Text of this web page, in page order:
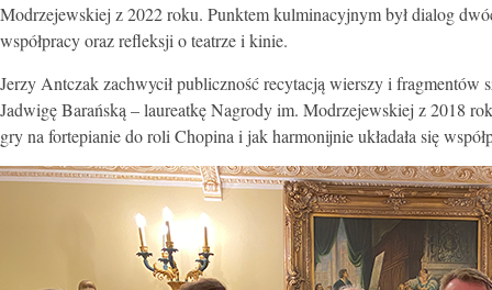
Modrzejewskiej z 2022 roku. Punktem kulminacyjnym był dialog
współpracy oraz refleksji o teatrze i kinie.
Jerzy Antczak zachwycił publiczność recytacją wierszy i fragmentów
Jadwigę Barańską – laureatkę Nagrody im. Modrzejewskiej z 2018
gry na fortepianie do roli Chopina i jak harmonijnie układała się